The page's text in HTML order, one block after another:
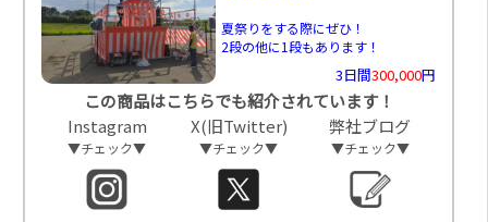
夏祭りをする際にぜひ！
2段の他に1段もあります！
3日間300,000円
この商品はこちらでも紹介されています！
Instagram
▼チェック▼
X(旧Twitter)
▼チェック▼
弊社ブログ
▼チェック▼